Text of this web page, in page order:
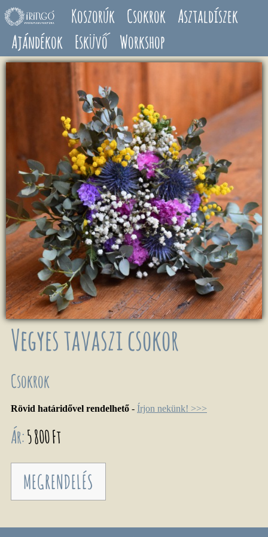
Ugrás a tartalomra Koszorúk Csokrok Asztaldíszek
Ajándékok Esküvő Workshop
Vegyes tavaszi csokor
Csokrok
Rövid határidővel rendelhető - Írjon nekünk! >>>
Ár:5 800 Ft
MEGRENDELÉS